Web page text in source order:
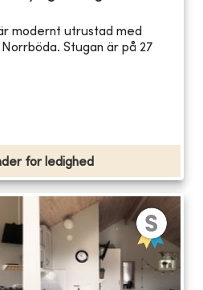
modernt utrustad med
Stugan är på 27
for ledighed